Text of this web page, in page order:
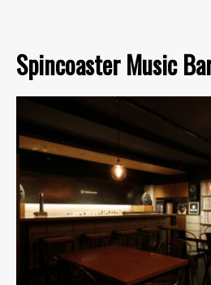
Spincoaster Music